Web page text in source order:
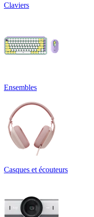
Claviers
Ensembles
Casques et écouteurs